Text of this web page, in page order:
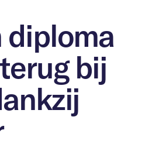
&
diploma
bij